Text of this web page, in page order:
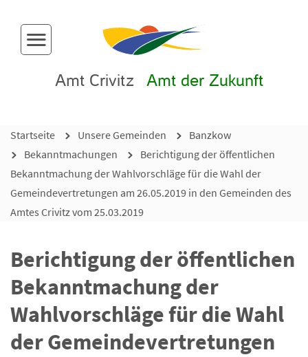
Menü-Button
Amt Crivitz Amt der Zukunft
Startseite Unsere Gemeinden
Banzkow
Bekanntmachungen
Berichtigung der öffentlichen
Bekanntmachung der Wahlvorschläge für die Wahl der
Gemeindevertretungen am 26.05.2019 in den Gemeinden des
Amtes Crivitz vom 25.03.2019
Berichtigung der öffentlichen
Bekanntmachung der
Wahlvorschläge für die Wahl
der Gemeindevertretungen